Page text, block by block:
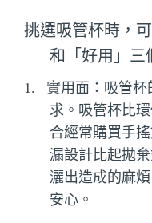
挑選吸管杯時，
和「好用」三
1.
實用面：吸管
求。吸管杯比
合經常購買手
漏設計比起拋
灑出造成的麻
安心。